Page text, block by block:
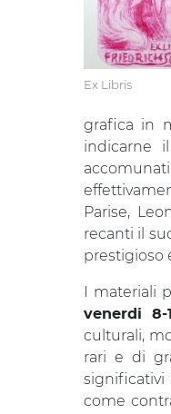
Ex Libris
grafica in
indicarne
Parise,
recanti il
prestigioso
I materiali
venerdi 8-
culturali,
rari e di
significativi
come